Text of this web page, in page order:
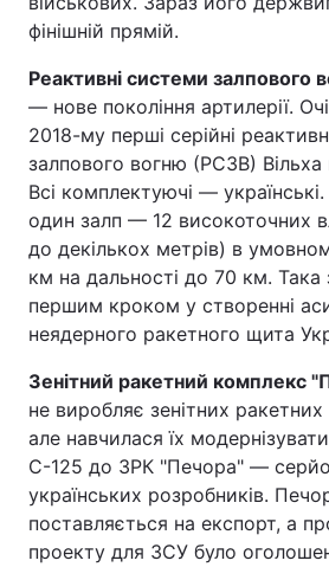
фінішній прямій.
Реактивні системи залпового
— нове покоління артилерії.
2018-му перші серійні
залпового вогню (РСЗВ) Вільха
Всі комплектуючі —
один залп — 12 високоточних
до декількох метрів) в
км на дальності до 70 км.
першим кроком у створенні
неядерного ракетного щита
Зенітний ракетний комплекс
не виробляє зенітних
але навчилася їх
С-125 до ЗРК "Печора" —
українських розробників.
поставляється на експорт, а
проекту для ЗСУ було